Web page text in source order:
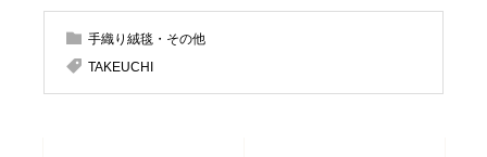
手織り絨毯・その他
TAKEUCHI